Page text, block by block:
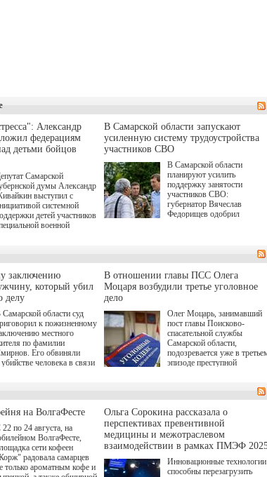
Александр
федерациям
детьми бойцов
Самарской
думы Александр
выступил с
системной
детей участников
военной
фронту и семьям
СВО", которая
в Отрадном 7
В Самарской области запускают
усиленную систему трудоустройства
участников СВО
В Самарской области
планируют усилить
поддержку занятости
участников СВО:
губернатор Вячеслав
Федорищев одобрил
Живайкина, направленные
на трудоустройство и более
спокойную адаптацию к
мирной жизни.
заключению
который убил
делу
области суд
к пожизненному
местного
по фамилии
Его обвиняли
человека в связи
В отношении главы ПСС Олега
Моцаря возбудили третье уголовное
дело
Олег Моцарь, занимавший
пост главы Поисково-
спасательной службы
Самарской области,
подозревается уже в
эпизоде преступной
о превышении полномочий,
а сам он находится в СИЗО.
на ВолгаФесте
по 24 августа, на
ВолгаФесте,
сети кофеен
радовала самарцев
только ароматным кофе и
Ольга Сорокина рассказала о
перспективах превентивной
медицины и межотраслевом
взаимодействии в рамках ПМЭФ
Инновационные технологии
способны перезагрузить